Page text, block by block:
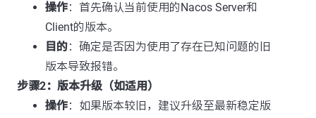
操作：首先确认当前使用的Nacos Server和
Client的版本。
目的：确定是否因为使用了存在已知问题的旧
版本导致报错。
步骤2：版本升级（如适用）
操作：如果版本较旧，建议升级至最新稳定版